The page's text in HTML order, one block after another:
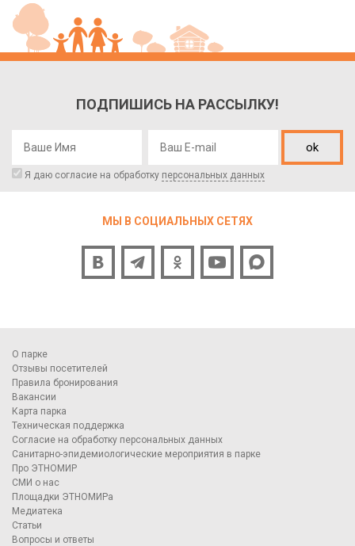
ПОДПИШИСЬ НА РАССЫЛКУ!
ok
Я даю согласие на обработку персональных данных
МЫ В СОЦИАЛЬНЫХ СЕТЯХ
О парке
Отзывы посетителей
Правила бронирования
Вакансии
Карта парка
Техническая поддержка
Согласие на обработку персональных данных
Санитарно-эпидемиологические мероприятия в парке
Про ЭТНОМИР
СМИ о нас
Площадки ЭТНОМИРа
Медиатека
Статьи
Вопросы и ответы